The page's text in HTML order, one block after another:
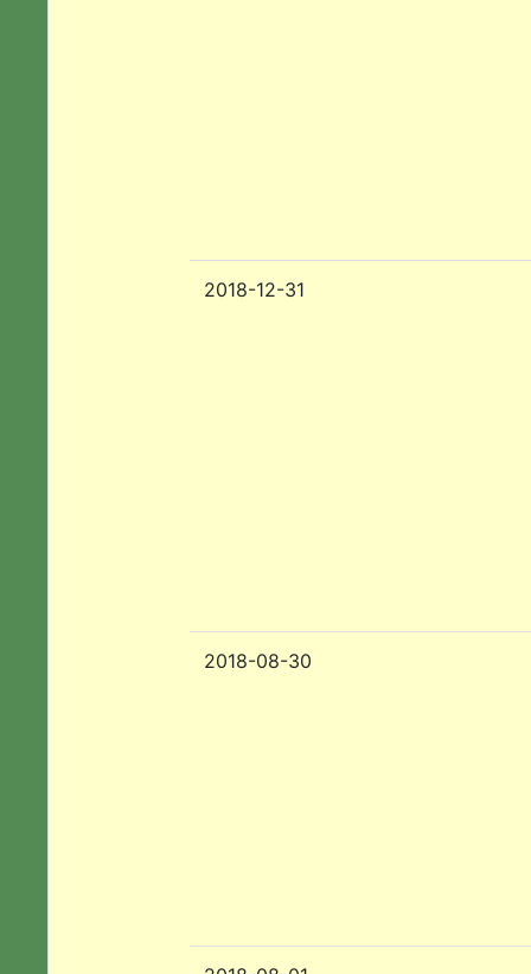
2018-12-31
2018-08-30